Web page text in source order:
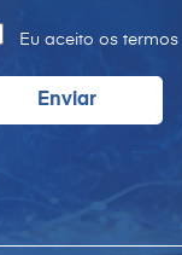
Eu aceito os termos